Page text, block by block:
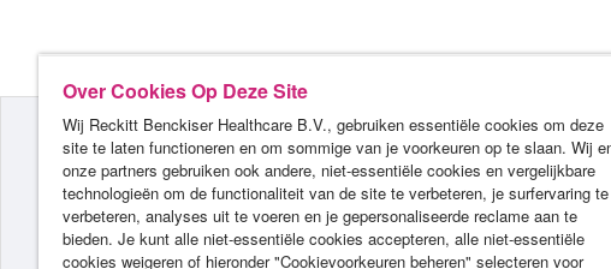
Over Cookies Op Deze Site
Wij Reckitt Benckiser Healthcare B.V., gebruiken essentiële cookies om deze
site te laten functioneren en om sommige van je voorkeuren op te slaan. Wij
onze partners gebruiken ook andere, niet-essentiële cookies en vergelijkbare
technologieën om de functionaliteit van de site te verbeteren, je surfervaring te
verbeteren, analyses uit te voeren en je gepersonaliseerde reclame aan te
bieden. Je kunt alle niet-essentiële cookies accepteren, alle niet-essentiële
cookies weigeren of hieronder "Cookievoorkeuren beheren" selecteren voor